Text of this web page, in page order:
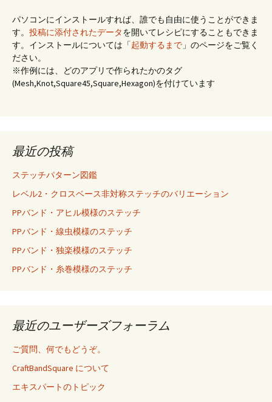
パソコンにインストールすれば、誰でも自由に使うことができま
す。 投稿に添付されたデータを開いてレシピにすることもできま
す。インストールについては「起動するまで 」のページをご覧く
ださい。
※作例には、どのアプリで作られたかのタグ
(Mesh,Knot,Square45,Square,Hexagon)を付けています
最近の投稿
ステッチパターン図鑑
レベル2・クロスベース非対称ステッチのバリエーション
PPバンド・アヒル模様のステッチ
PPバンド・線虫模様のステッチ
PPバンド・独楽模様のステッチ
PPバンド・糸巻模様のステッチ
最近のユーザーズフォーラム
ご質問、何でもどうぞ。
CraftBandSquare について
エキスパートのトピック